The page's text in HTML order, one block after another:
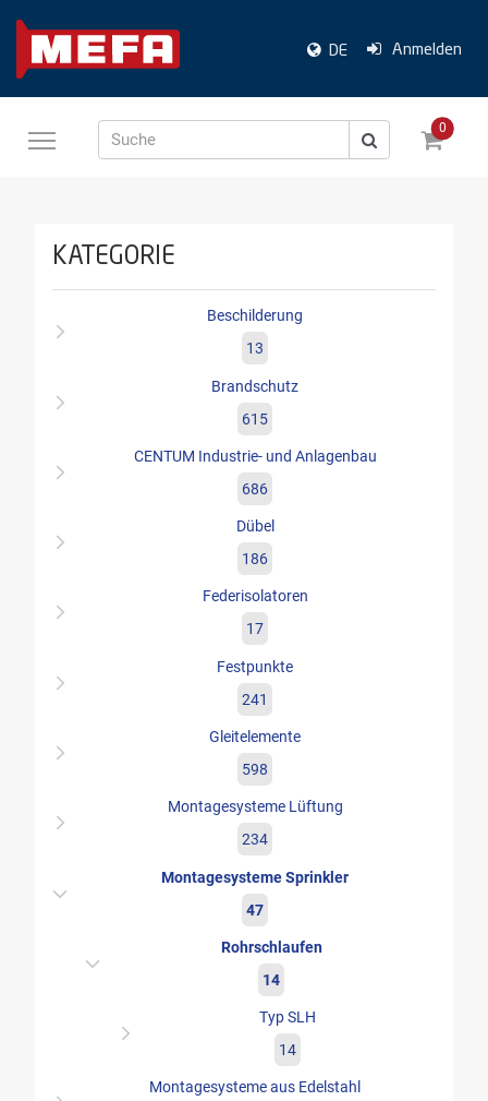
DE Anmelden
Suche
0
KATEGORIE
Beschilderung
13
Brandschutz
615
CENTUM Industrie- und Anlagenbau
686
Dübel
186
Federisolatoren
17
Festpunkte
241
Gleitelemente
598
Montagesysteme Lüftung
234
Montagesysteme Sprinkler
47
Rohrschlaufen
14
Typ SLH
14
Montagesysteme aus Edelstahl